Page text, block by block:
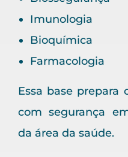
Imunologia
Bioquímica
Farmacologia
Essa base prepara
com segurança
da área da saúde.